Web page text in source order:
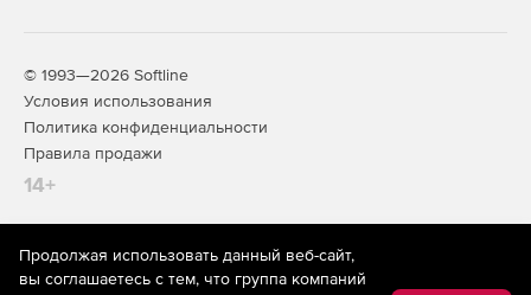
системы.
Совместная работа
проектирования).
Уведомления об изменениях всех участников
© 1993—2026 Softline
Условия использования
Политика конфиденциальности
Правила продажи
14+
На информационном ресурсе store.softline.ru применяются
рекомендательные технологии(информационные технологии
Продолжая использовать данный веб-сайт,
вы соглашаетесь с тем, что группа компаний